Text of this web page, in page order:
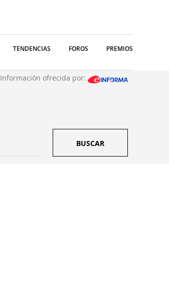
TENDENCIAS FOROS PREMIOS
Información ofrecida por:
BUSCAR